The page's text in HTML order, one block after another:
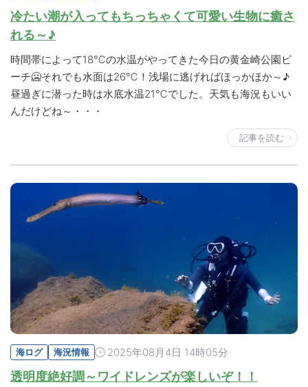
冷たい潮が入ってもちっちゃくて可愛い生物に癒さ
れる～♪
時間帯によって18℃の水温がやってきた今日の黄金崎公園ビ
ーチ🥶それでも水面は26℃！浅場に逃げればほっかほか～♪
昼過ぎに潜った時は水底水温21℃でした。天気も海況もいい
んだけどね～・・・
記事を読む
海ログ 海況情報 2025年08月4日 14時05分
透明度絶好調～ワイドレンズが楽しいぞ！！